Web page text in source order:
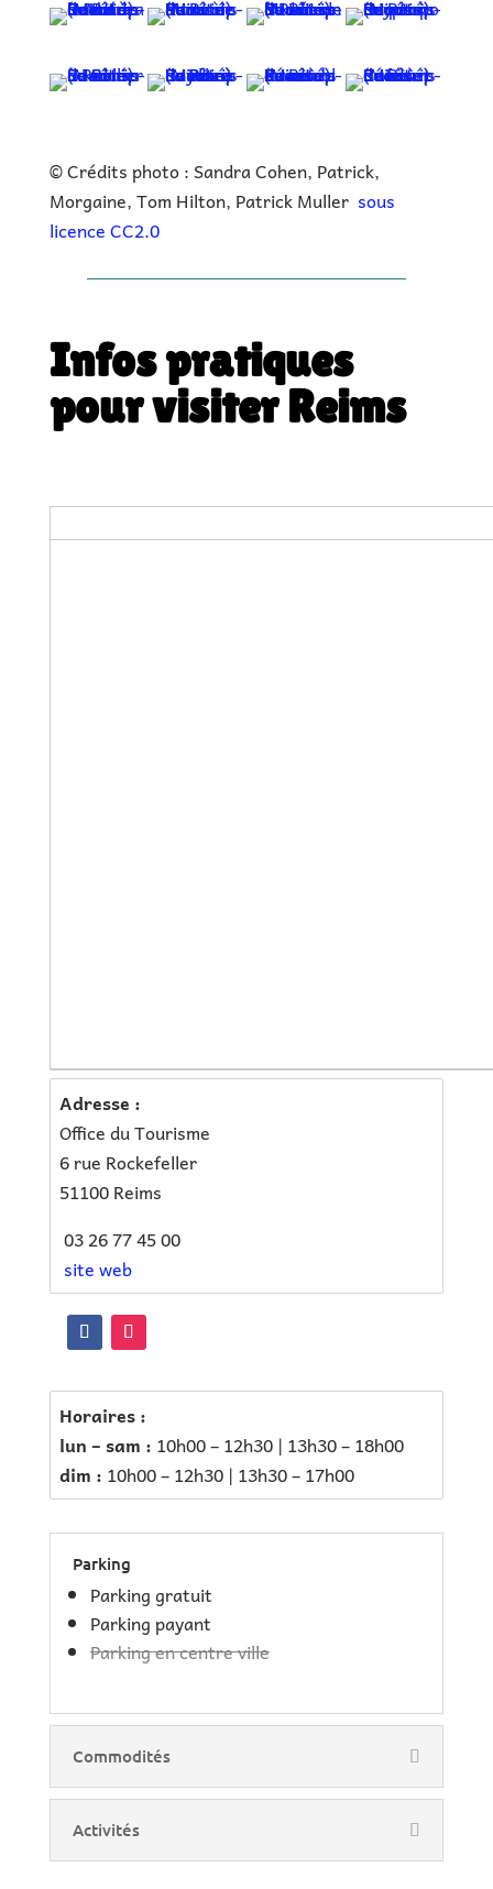
© Crédits photo : Sandra Cohen, Patrick,
Morgaine, Tom Hilton, Patrick Muller sous
licence CC2.0
Infos pratiques
pour visiter Reims
Adresse :
Office du Tourisme
6 rue Rockefeller
51100 Reims
03 26 77 45 00
site web
Horaires :
lun – sam : 10h00 – 12h30 | 13h30 – 18h00
dim : 10h00 – 12h30 | 13h30 – 17h00
Parking
Parking gratuit
Parking payant
Parking en centre ville
Commodités
Activités